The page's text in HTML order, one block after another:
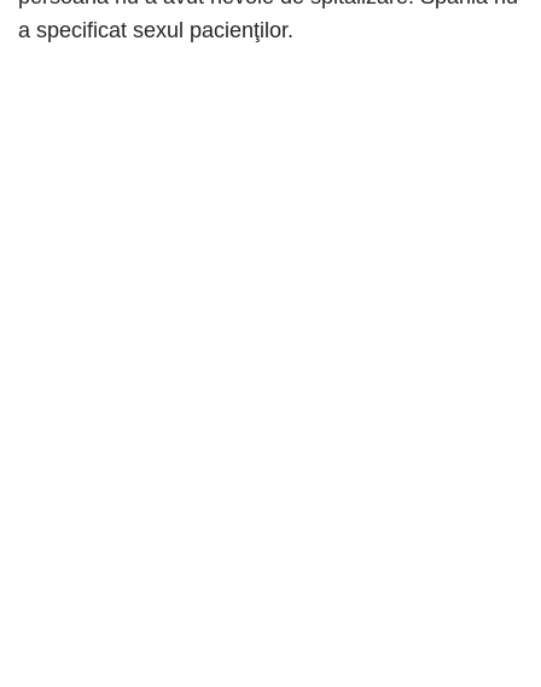
a specificat sexul pacienţilor.